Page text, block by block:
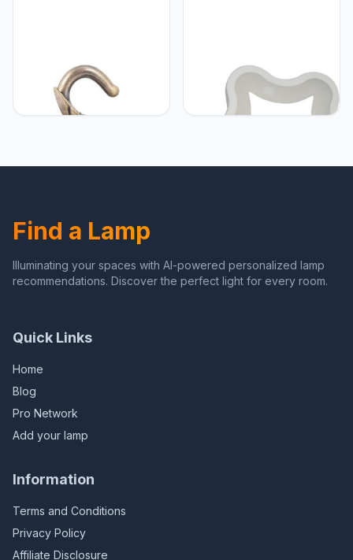
UKCOCO UKCOCO
Kroonluchter Plafondlade
Plafondlamp Plaat
UKCOCO UKCOCO
Slaapkamer Vlam
Wandlamp Veranda Licht
Find a Lamp
Illuminating your spaces with AI-powered personalized lamp
recommendations. Discover the perfect light for every room.
Quick Links
Home
Blog
Pro Network
Add your lamp
Information
Terms and Conditions
Privacy Policy
Affiliate Disclosure